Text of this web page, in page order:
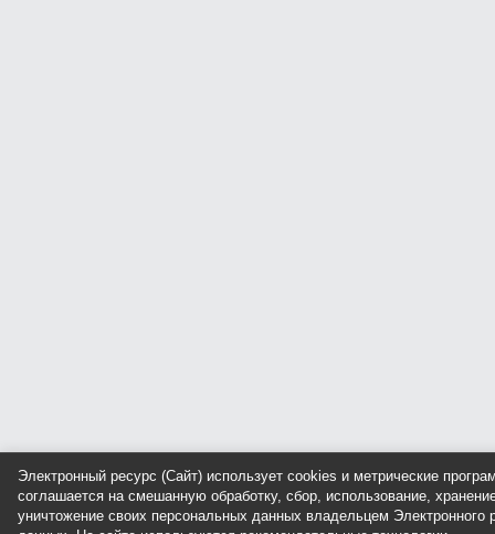
Электронный ресурс (Сайт) использует cookies и метрические
соглашается на смешанную обработку, сбор, использование,
уничтожение своих персональных данных владельцем Электронного